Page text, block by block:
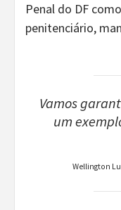
Penal do DF
penitenciário,
Vamos
um
Wellington